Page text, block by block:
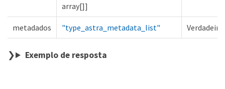
array[]]
metadados "type_astra_metadata_list" Verdadeiro
Exemplo de resposta